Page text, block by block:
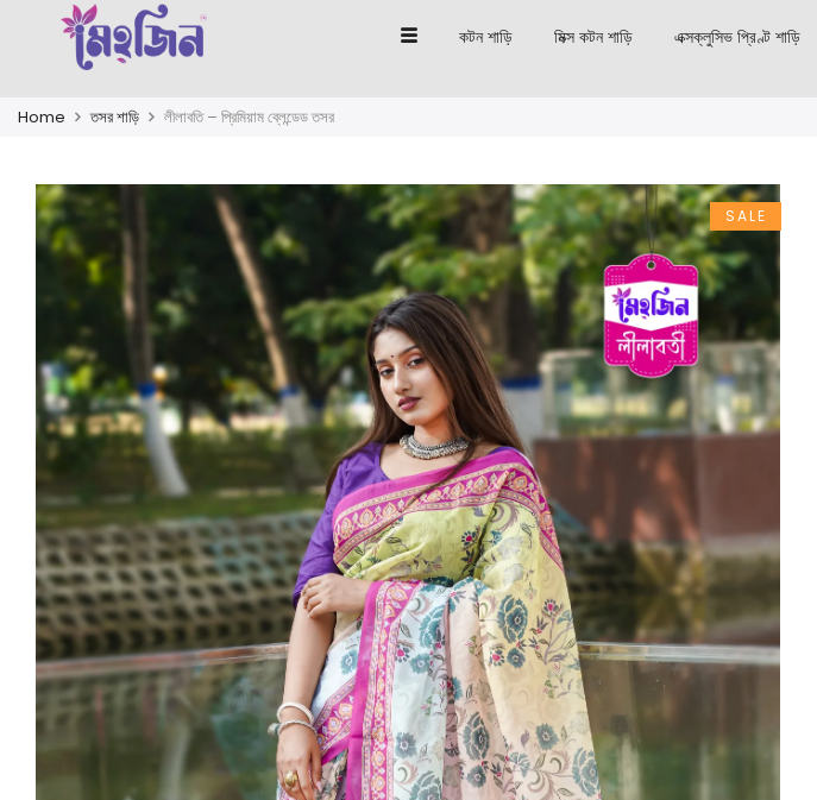
কটন শাড়ি মিক্স কটন শাড়ি এক্সক্লুসিভ প্রিণ্ট শাড়ি
Home তসর শাড়ি লীলাবতি – প্রিমিয়াম ব্লেন্ডেড তসর
SALE